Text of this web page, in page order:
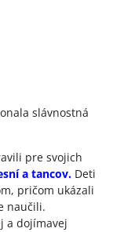
slávnostná
pre svojich
a tancov. Deti
pričom ukázali
naučili.
a dojímavej